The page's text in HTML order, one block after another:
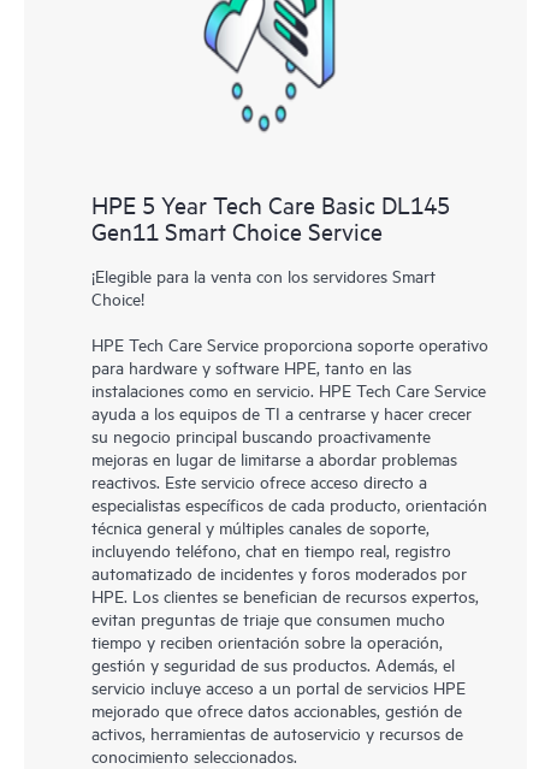
distintos productos instalados en sus entornos y cómo
interactúan entre sí. Las nuevas herramientas de autoservicio
permiten a los clientes realizar determinadas actividades sin
necesidad de abrir una incidencia de soporte, y les
proporcionan, además, un portal de recursos de conocimiento
los recursos de HPE, que impulsan la excelencia de las
operaciones y optimizan el rendimiento, del extremo a la nube.
HPE 5 Year Tech Care Basic DL145
Gen11 Smart Choice Service
¡Elegible para la venta con los servidores Smart
Choice!
HPE Tech Care Service proporciona soporte operativo
para hardware y software HPE, tanto en las
instalaciones como en servicio. HPE Tech Care Service
ayuda a los equipos de TI a centrarse y hacer crecer
su negocio principal buscando proactivamente
mejoras en lugar de limitarse a abordar problemas
reactivos. Este servicio ofrece acceso directo a
especialistas específicos de cada producto, orientación
técnica general y múltiples canales de soporte,
incluyendo teléfono, chat en tiempo real, registro
automatizado de incidentes y foros moderados por
HPE. Los clientes se benefician de recursos expertos,
evitan preguntas de triaje que consumen mucho
tiempo y reciben orientación sobre la operación,
gestión y seguridad de sus productos. Además, el
servicio incluye acceso a un portal de servicios HPE
mejorado que ofrece datos accionables, gestión de
activos, herramientas de autoservicio y recursos de
conocimiento seleccionados.